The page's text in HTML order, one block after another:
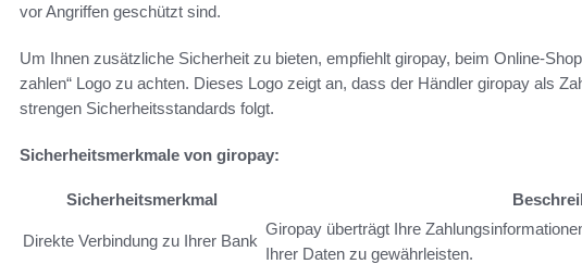
vor Angriffen geschützt sind.
Um Ihnen zusätzliche Sicherheit zu bieten, empfiehlt giropay, beim Online-
zahlen“ Logo zu achten. Dieses Logo zeigt an, dass der Händler giropay als
strengen Sicherheitsstandards folgt.
Sicherheitsmerkmale von giropay:
Sicherheitsmerkmal
Direkte Verbindung zu Ihrer Bank
Giropay überträgt Ihre
Ihrer Daten zu gewährleisten.